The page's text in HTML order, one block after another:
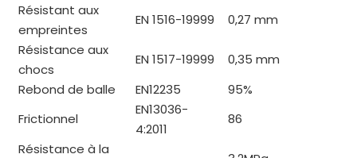
Résistant aux
empreintes
EN 1516-19999
0,27 mm
Résistance aux
chocs
EN 1517-19999
0,35 mm
Rebond de balle
EN12235
95%
Frictionnel
EN13036-
4:2011
86
Résistance à la